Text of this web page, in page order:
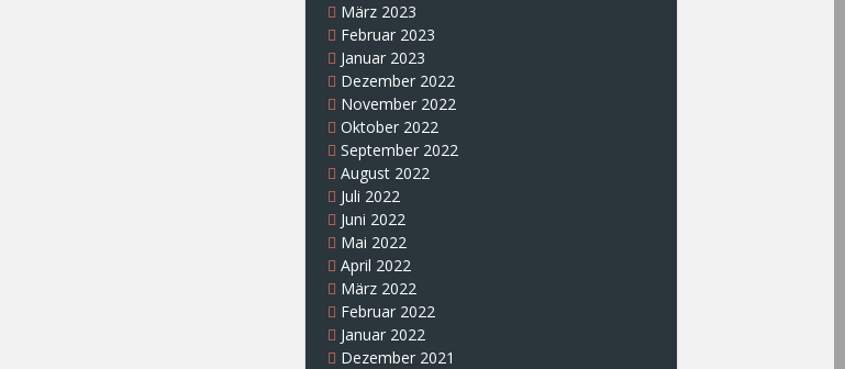
März 2023
Februar 2023
Januar 2023
Dezember 2022
November 2022
Oktober 2022
September 2022
August 2022
Juli 2022
Juni 2022
Mai 2022
April 2022
März 2022
Februar 2022
Januar 2022
Dezember 2021